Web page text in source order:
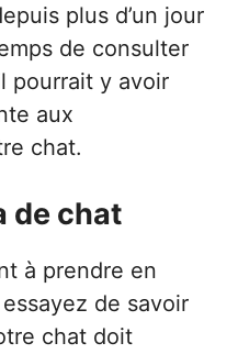
plus d’un jour
de consulter
pourrait y avoir
aux
chat.
de chat
à prendre en
de savoir
chat doit